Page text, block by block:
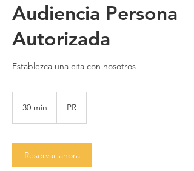
Audiencia Persona
Autorizada
Establezca una cita con nosotros
30 min
m
i
n
PR
Reservar ahora